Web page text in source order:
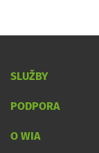
SLUŽBY
PODPORA
O WIA